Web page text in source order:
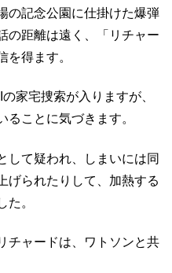
の記念公園に仕掛けた爆弾
の距離は遠く、「リチャー
を得ます。
家宅捜索が入りますが、
ことに気づきます。
して疑われ、しまいには同
げられたりして、加熱する
た。
チャードは、ワトソンと共